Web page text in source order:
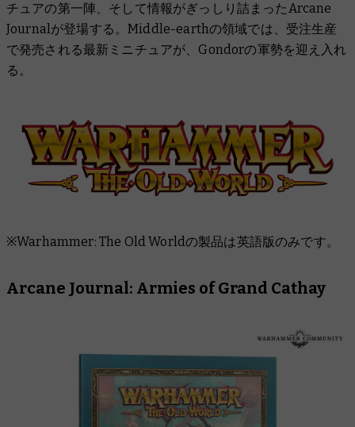
Warhammer Plus
チュアの第一陣、そして情報がぎっしり詰まったArcane
Journalが登場する。Middle-earthの領域では、受注生産
で発売される最新ミニチュアが、Gondorの軍勢を迎え入れ
る。
※Warhammer: The Old Worldの製品は英語版のみです。
Arcane Journal: Armies of Grand Cathay